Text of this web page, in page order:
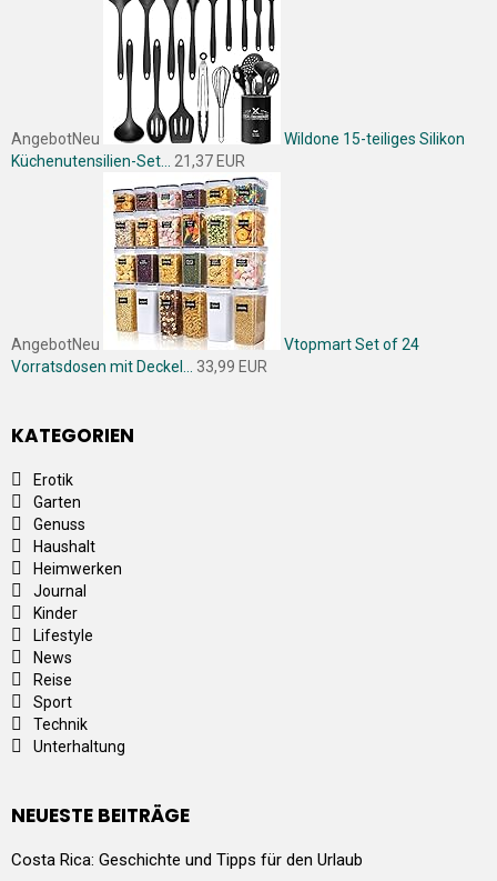
AngebotNeu
Wildone 15-teiliges Silikon
Küchenutensilien-Set...
21,37 EUR
AngebotNeu
Vtopmart Set of 24
Vorratsdosen mit Deckel...
33,99 EUR
KATEGORIEN
Erotik
Garten
Genuss
Haushalt
Heimwerken
Journal
Kinder
Lifestyle
News
Reise
Sport
Technik
Unterhaltung
NEUESTE BEITRÄGE
Costa Rica: Geschichte und Tipps für den Urlaub